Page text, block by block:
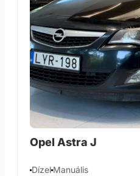
Opel Astra J
Dízel Manuális